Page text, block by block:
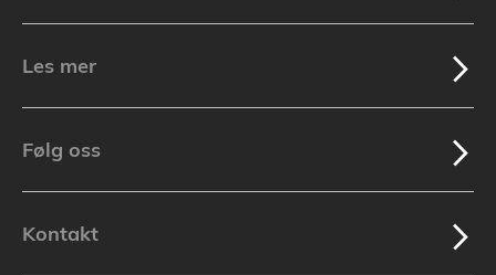
Les mer
Følg oss
Kontakt